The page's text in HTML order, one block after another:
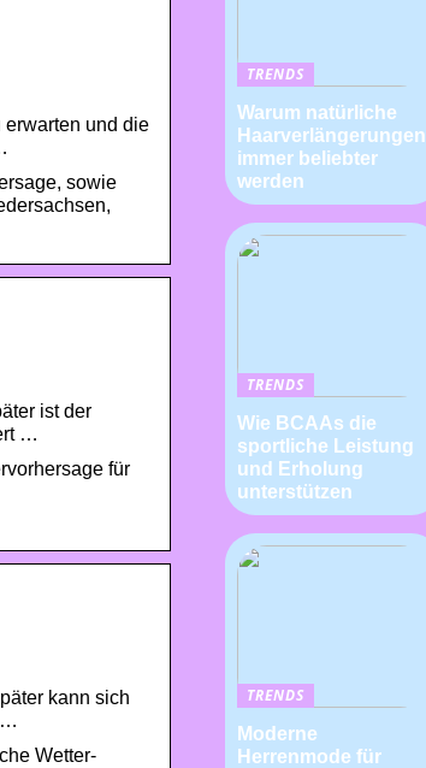
erwarten und die
sowie
ist der
…
für
kann sich
…
Wetter-
TRENDS
Warum natürliche
Haarverlängerungen
immer beliebter
werden
TRENDS
Wie BCAAs die
sportliche Leistung
und Erholung
unterstützen
TRENDS
Moderne
Herrenmode für